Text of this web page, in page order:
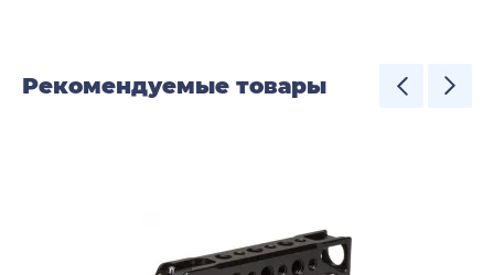
Рекомендуемые товары